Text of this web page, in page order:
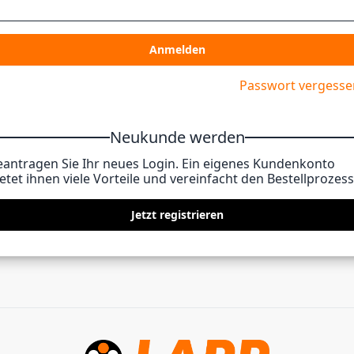
Anmelden
Passwort
Neukunde werden
Sie Ihr neues Login. Ein eigenes Kundenkonto
ihnen viele Vorteile und vereinfacht den
Jetzt registrieren